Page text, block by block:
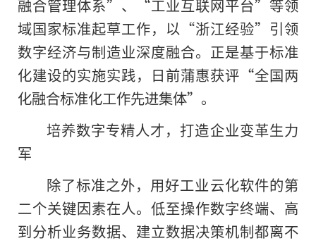
融合管理体系”、“工业互联网平台”等领
域国家标准起草工作，以“浙江经验”引领
数字经济与制造业深度融合。正是基于标准
化建设的实施实践，日前蒲惠获评“全国两
化融合标准化工作先进集体”。
培养数字专精人才，打造企业变革生力
军
除了标准之外，用好工业云化软件的第
二个关键因素在人。低至操作数字终端、高
到分析业务数据、建立数据决策机制都离不